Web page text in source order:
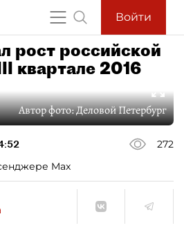
Войти
рост российской
квартале 2016
Автор фото:Деловой Петербург
272
Max